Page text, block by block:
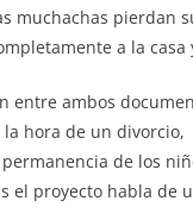
muchachas pierdan
a la casa
entre ambos
hora de un divorcio,
de los
el proyecto habla de